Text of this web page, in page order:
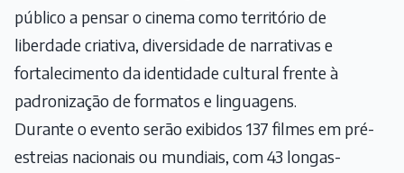
público a pensar o cinema como território de
liberdade criativa, diversidade de narrativas e
fortalecimento da identidade cultural frente à
padronização de formatos e linguagens.
Durante o evento serão exibidos 137 filmes em pré-
estreias nacionais ou mundiais, com 43 longas-